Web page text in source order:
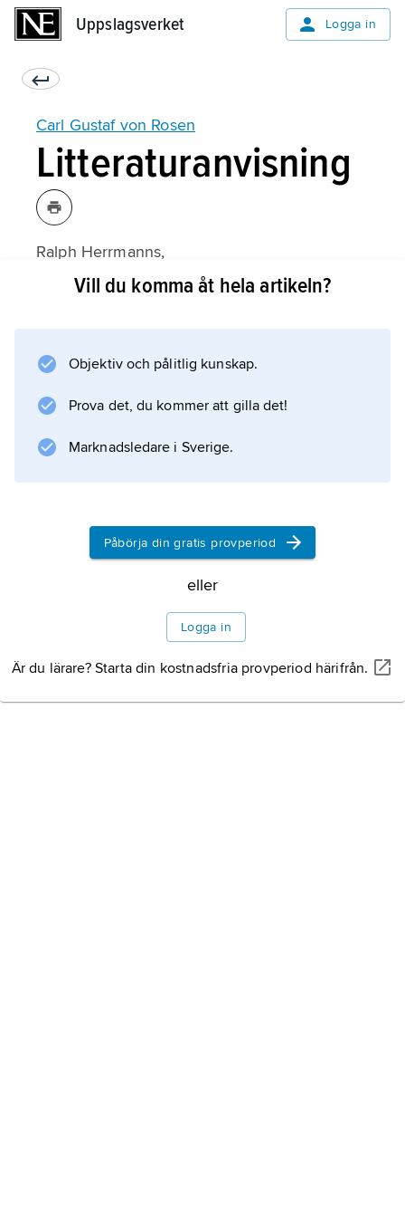
Uppslagsverket Logga in
Carl Gustaf von Rosen
Litteraturanvisning
Ralph Herrmanns,
Carl Gustaf von Rosen
Vill du komma åt hela artikeln?
Objektiv och pålitlig kunskap.
Prova det, du kommer att gilla det!
Marknadsledare i Sverige.
Påbörja din gratis provperiod
eller
Logga in
Är du lärare? Starta din kostnadsfria provperiod härifrån.